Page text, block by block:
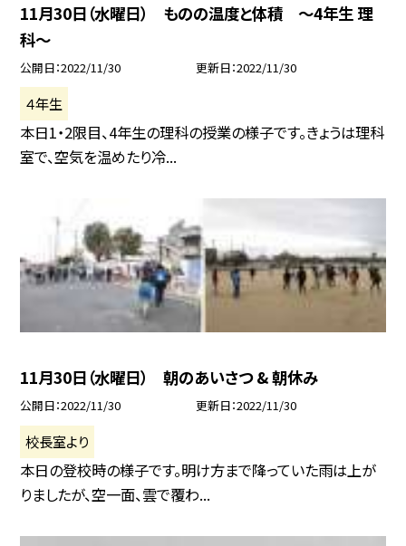
11月30日（水曜日） ものの温度と体積 〜4年生 理
科〜
公開日 2022/11/30 更新日 2022/11/30
４年生
本日1・2限目、4年生の理科の授業の様子です。きょうは理科
室で、空気を温めたり冷...
11月30日（水曜日） 朝のあいさつ & 朝休み
公開日 2022/11/30 更新日 2022/11/30
校長室より
本日の登校時の様子です。明け方まで降っていた雨は上が
りましたが、空一面、雲で覆わ...